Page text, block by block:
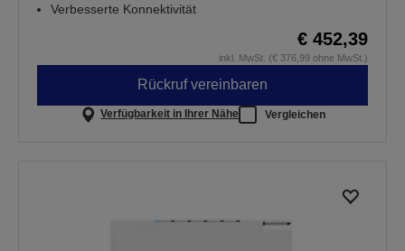
Verbesserte Konnektivität
€ 452,39
inkl. MwSt. (€ 376,99 ohne MwSt.)
Rückruf vereinbaren
Verfügbarkeit in Ihrer Nähe Vergleichen